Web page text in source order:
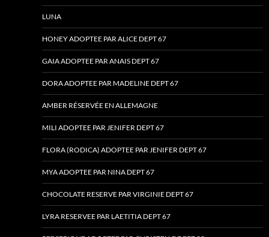
LUNA
HONEY ADOPTEE PAR ALICE DEPT 67
GAIA ADOPTEE PAR ANAIS DEPT 67
DORA ADOPTEE PAR MADELINE DEPT 67
AMBER RÉSERVÉE EN ALLEMAGNE
MILI ADOPTEE PAR JENIFER DEPT 67
FLORA (RODICA) ADOPTEE PAR JENIFER DEPT 67
MYA ADOPTEE PAR NINA DEPT 67
CHOCOLATE RESERVE PAR VIRGINIE DEPT 67
LYRA RESERVEE PAR LAETITIA DEPT 67